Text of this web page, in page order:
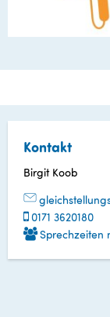
Kontakt
Birgit Koob
0171 3620180
Sprechzeiten